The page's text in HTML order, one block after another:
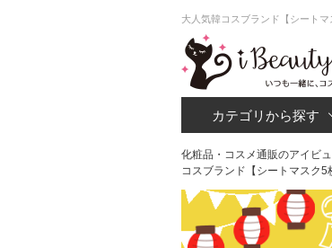
大人気韓コスブランド【シート
カテゴリから探す
化粧品・コスメ通販のアイビ
コスブランド【シートマスク5